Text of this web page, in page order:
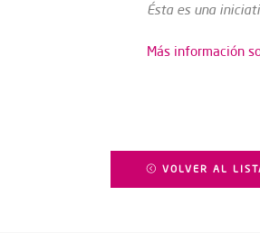
Ésta es una
Más información
VOLVER AL